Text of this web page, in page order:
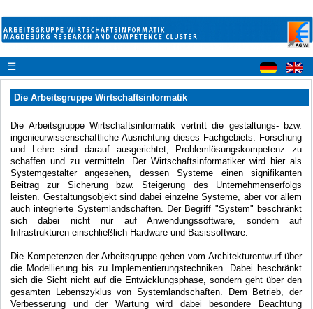
☰
Die Arbeitsgruppe Wirtschaftsinformatik
Die Arbeitsgruppe Wirtschaftsinformatik vertritt die gestaltungs- bzw.
ingenieurwissenschaftliche Ausrichtung dieses Fachgebiets. Forschung
und Lehre sind darauf ausgerichtet, Problemlösungskompetenz zu
schaffen und zu vermitteln. Der Wirtschaftsinformatiker wird hier als
Systemgestalter angesehen, dessen Systeme einen signifikanten
Beitrag zur Sicherung bzw. Steigerung des Unternehmenserfolgs
leisten. Gestaltungsobjekt sind dabei einzelne Systeme, aber vor allem
auch integrierte Systemlandschaften. Der Begriff "System" beschränkt
sich dabei nicht nur auf Anwendungssoftware, sondern auf
Infrastrukturen einschließlich Hardware und Basissoftware.
Die Kompetenzen der Arbeitsgruppe gehen vom Architekturentwurf über
die Modellierung bis zu Implementierungstechniken. Dabei beschränkt
sich die Sicht nicht auf die Entwicklungsphase, sondern geht über den
gesamten Lebenszyklus von Systemlandschaften. Dem Betrieb, der
Verbesserung und der Wartung wird dabei besondere Beachtung